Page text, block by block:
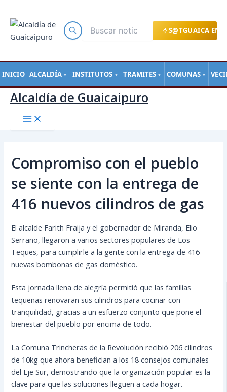
S@TGUAICA EN
INICIO ALCALDÍA ▼ INSTITUTOS ▼ TRAMITES ▼ COMUNAS ▼
contenido
Alcaldía de Guaicaipuro
Compromiso con el pueblo
se siente con la entrega de
416 nuevos cilindros de gas
El alcalde Farith Fraija y el gobernador de Miranda, Elio
Serrano, llegaron a varios sectores populares de Los
Teques, para cumplirle a la gente con la entrega de 416
nuevas bombonas de gas doméstico.
Esta jornada llena de alegría permitió que las familias
tequeñas renovaran sus cilindros para cocinar con
tranquilidad, gracias a un esfuerzo conjunto que pone el
bienestar del pueblo por encima de todo.
La Comuna Trincheras de la Revolución recibió 206 cilindros
de 10kg que ahora benefician a los 18 consejos comunales
del Eje Sur, demostrando que la organización popular es la
clave para que las soluciones lleguen a cada hogar.
de
entradas